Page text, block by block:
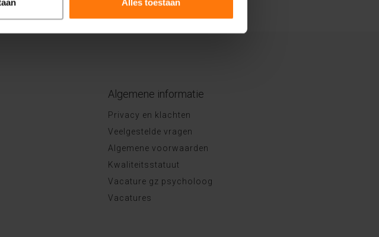
Alles toestaan
Algemene informatie
Privacy en klachten
Veelgestelde vragen
Algemene voorwaarden
Kwaliteitsstatuut
Vacature gz psycholoog
Vacatures